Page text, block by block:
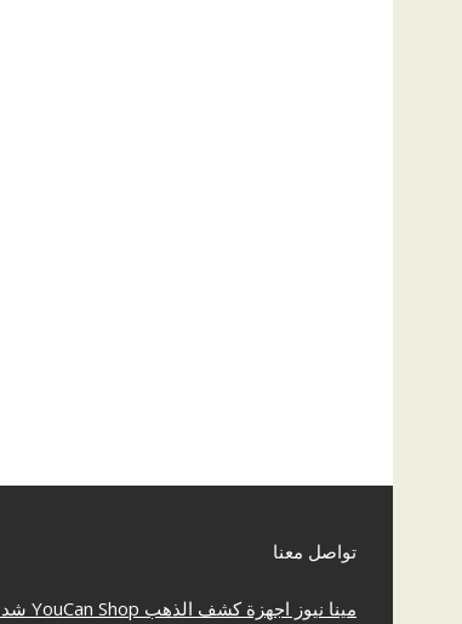
تواصل معنا
مينا نيوز اجهزة كشف الذهب YouCan Shop شد